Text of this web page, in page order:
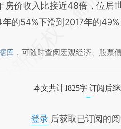
房价收入比接近48倍，位居
的54%下滑到2017年的49%
库 ，可随时查阅宏观经济、股票
本文共计1825字 订阅后
登录后获取已订阅的阅